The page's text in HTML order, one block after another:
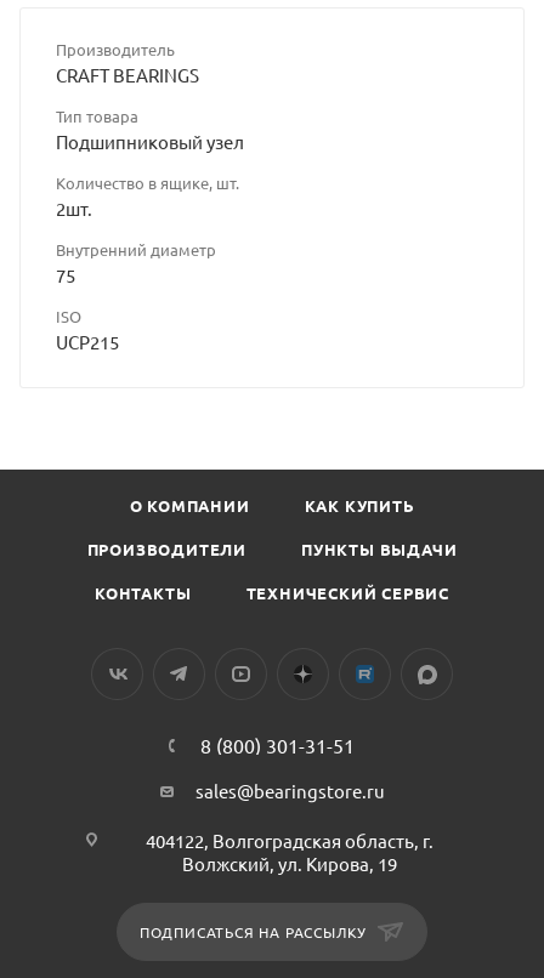
Производитель
CRAFT BEARINGS
Тип товара
Подшипниковый узел
Количество в ящике, шт.
2шт.
Внутренний диаметр
75
ISO
UCP215
О КОМПАНИИ КАК КУПИТЬ
ПРОИЗВОДИТЕЛИ ПУНКТЫ ВЫДАЧИ
КОНТАКТЫ ТЕХНИЧЕСКИЙ СЕРВИС
8 (800) 301-31-51
sales@bearingstore.ru
404122, Волгоградская область, г.
Волжский, ул. Кирова, 19
ПОДПИСАТЬСЯ НА РАССЫЛКУ